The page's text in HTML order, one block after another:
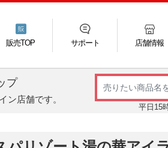
販売TOP サポート 店舗情報
プ
ン店舗です。
平日15